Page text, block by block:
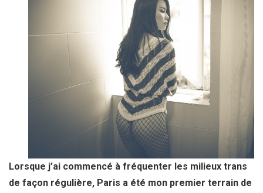
Lorsque j’ai commencé à fréquenter les milieux trans
de façon régulière, Paris a été mon premier terrain de